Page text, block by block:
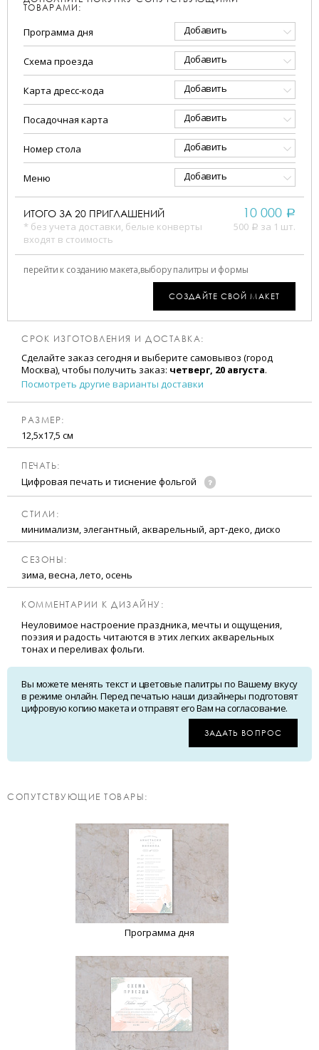
ТОВАРАМИ:
Программа дня Добавить
Схема проезда Добавить
Карта дресс-кода Добавить
Посадочная карта Добавить
Номер стола Добавить
Меню Добавить
ИТОГО ЗА 20 ПРИГЛАШЕНИЙ
* без учета доставки, белые конверты
входят в стоимость
10 000 a
500 a за 1 шт.
перейти к созданию макета,выбору палитры и формы
СОЗДАЙТЕ СВОЙ МАКЕТ
СРОК ИЗГОТОВЛЕНИЯ И ДОСТАВКА:
Сделайте заказ сегодня и выберите самовывоз (город
Москва), чтобы получить заказ: четверг, 20 августа.
Посмотреть другие варианты доставки
РАЗМЕР:
12,5х17,5 см
ПЕЧАТЬ:
Цифровая печать и тиснение фольгой
CТИЛИ:
минимализм, элегантный, акварельный, арт-деко, диско
CЕЗОНЫ:
зима, весна, лето, осень
КОММЕНТАРИИ К ДИЗАЙНУ:
Неуловимое настроение праздника, мечты и ощущения,
поэзия и радость читаются в этих легких акварельных
тонах и переливах фольги.
Вы можете менять текст и цветовые палитры по Вашему вкусу
в режиме онлайн. Перед печатью наши дизайнеры подготовят
цифровую копию макета и отправят его Вам на согласование.
ЗАДАТЬ ВОПРОС
CОПУТСТВУЮЩИЕ ТОВАРЫ:
Программа дня